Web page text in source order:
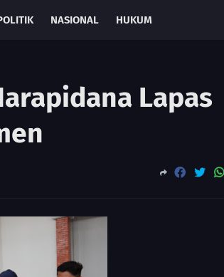
NASIONAL HUKUM
Lapas